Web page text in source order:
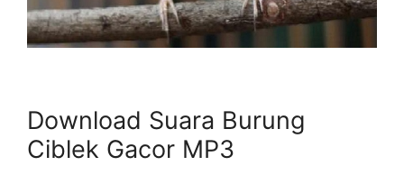
Download Suara Burung
Ciblek Gacor MP3